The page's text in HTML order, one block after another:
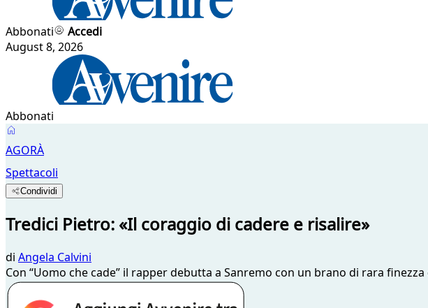
Abbonati
Accedi
August 8, 2026
Abbonati
AGORÀ
Spettacoli
Condividi
Tredici Pietro: «Il coraggio di cadere e risalire»
di Angela Calvini
Con “Uomo che cade” il rapper debutta a Sanremo con un brano di rara